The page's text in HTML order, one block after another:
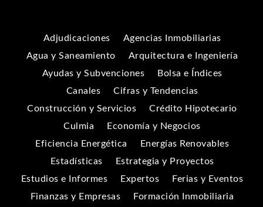
Adjudicaciones
Agencias Inmobiliarias
Agua y Saneamiento
Arquitectura e Ingeniería
Ayudas y Subvenciones
Bolsa e Índices
Canales
Cifras y Tendencias
Construcción y Servicios
Crédito Hipotecario
Culmia
Economía y Negocios
Eficiencia Energética
Energías Renovables
Estadísticas
Estrategia y Proyectos
Estudios e Informes
Expertos
Ferias y Eventos
Finanzas y Empresas
Formación Inmobiliaria